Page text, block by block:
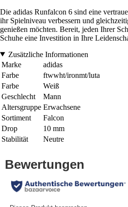
Die adidas Runfalcon 6 sind eine
ihr Spielniveau verbessern und
genießen möchten. Bereit, jeden Ihrer
Schuhe eine Investition in Ihre
Zusätzliche Informationen
Marke
adidas
Farbe
ftwwht/ironmt/luta
Farbe
Weiß
Geschlecht
Mann
Altersgruppe Erwachsene
Sortiment
Falcon
Drop
10 mm
Stabilität
Neutre